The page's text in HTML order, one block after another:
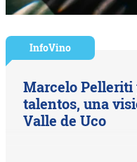
InfoVino
Marcelo Pelleriti
talentos, una
Valle de Uco